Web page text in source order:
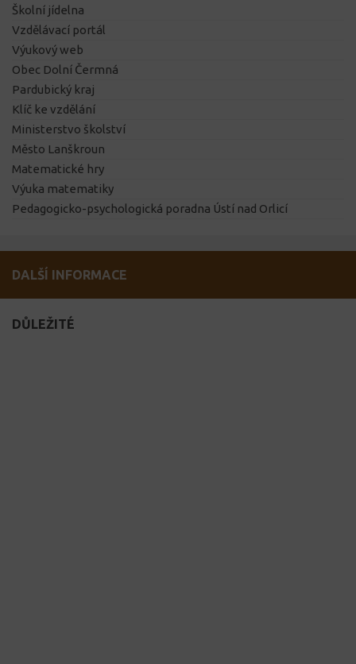
Školní jídelna
Vzdělávací portál
Výukový web
Obec Dolní Čermná
Pardubický kraj
Klíč ke vzdělání
Ministerstvo školství
Město Lanškroun
Matematické hry
Výuka matematiky
Pedagogicko-psychologická poradna Ústí nad Orlicí
DALŠÍ INFORMACE
DŮLEŽITÉ